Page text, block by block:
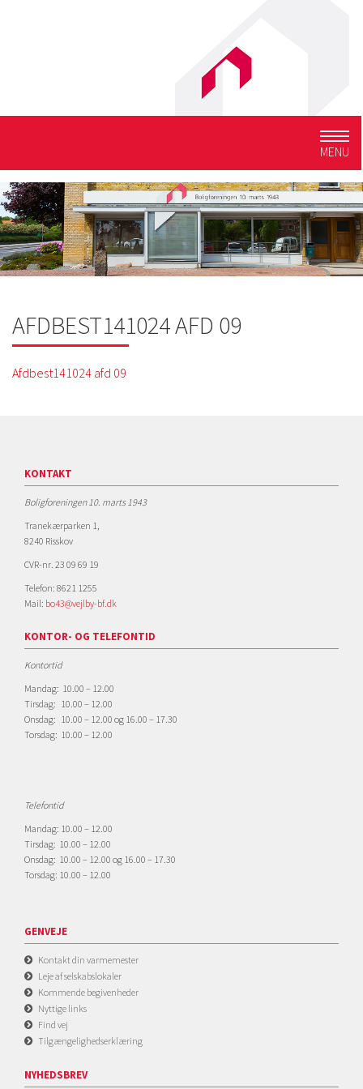
MENU
AFDBEST141024 AFD 09
Afdbest141024 afd 09
KONTAKT
Boligforeningen 10. marts 1943
Tranekærparken 1,
8240 Risskov
CVR-nr. 23 09 69 19
Telefon: 8621 1255
Mail: bo43@vejlby-bf.dk
KONTOR- OG TELEFONTID
Kontortid
Mandag: 10.00 – 12.00
Tirsdag: 10.00 – 12.00
Onsdag: 10.00 – 12.00 og 16.00 – 17.30
Torsdag: 10.00 – 12.00
Telefontid
Mandag: 10.00 – 12.00
Tirsdag: 10.00 – 12.00
Onsdag: 10.00 – 12.00 og 16.00 – 17.30
Torsdag: 10.00 – 12.00
GENVEJE
Kontakt din varmemester
Leje af selskabslokaler
Kommende begivenheder
Nyttige links
Find vej
Tilgængelighedserklæring
NYHEDSBREV